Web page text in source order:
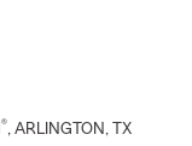
®, ARLINGTON , TX